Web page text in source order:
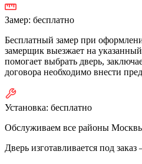
Замер: бесплатно
Бесплатный замер при
замерщик выезжает на
помогает выбрать дверь,
договора необходимо внести
Установка: бесплатно
Обслуживаем все районы
Дверь изготавливается под